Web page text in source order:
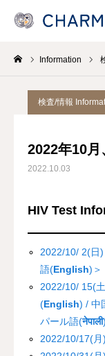
Information
検査/情報
2022年10
2022.10.03
HIV Test
2022/10/ 2(日
語(English)＞
2022/10/ 15(
(English) / 中
パール語(नेपाली
2022/10/17(
News
Telephone
各事業 Program
医療機関・保健所/
支援/参加
資料館 Archive room